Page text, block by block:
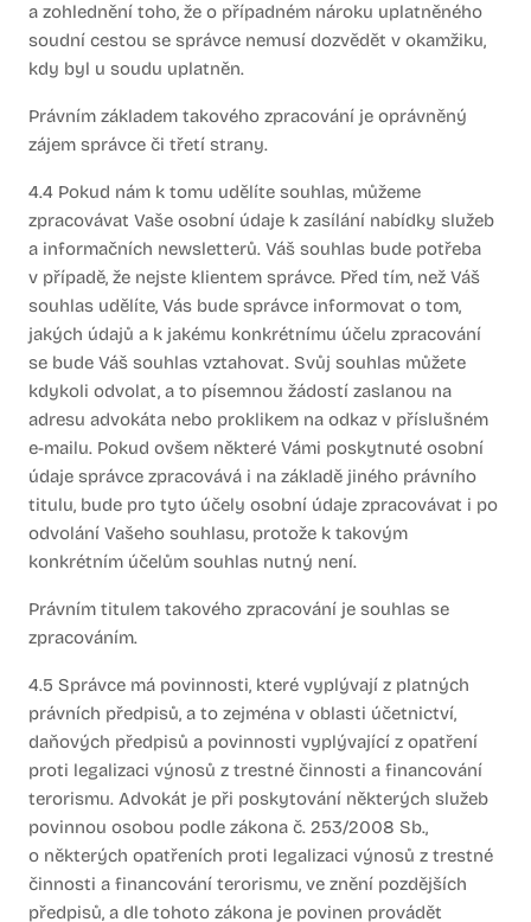
a zohlednění toho, že o případném nároku uplatněného
soudní cestou se správce nemusí dozvědět v okamžiku,
kdy byl u soudu uplatněn.
Právním základem takového zpracování je oprávněný
zájem správce či třetí strany.
4.4 Pokud nám k tomu udělíte souhlas, můžeme
zpracovávat Vaše osobní údaje k zasílání nabídky služeb
a informačních newsletterů. Váš souhlas bude potřeba
v případě, že nejste klientem správce. Před tím, než Váš
souhlas udělíte, Vás bude správce informovat o tom,
jakých údajů a k jakému konkrétnímu účelu zpracování
se bude Váš souhlas vztahovat. Svůj souhlas můžete
kdykoli odvolat, a to písemnou žádostí zaslanou na
adresu advokáta nebo proklikem na odkaz v příslušném
e-mailu. Pokud ovšem některé Vámi poskytnuté osobní
údaje správce zpracovává i na základě jiného právního
titulu, bude pro tyto účely osobní údaje zpracovávat i po
odvolání Vašeho souhlasu, protože k takovým
konkrétním účelům souhlas nutný není.
Právním titulem takového zpracování je souhlas se
zpracováním.
4.5 Správce má povinnosti, které vyplývají z platných
právních předpisů, a to zejména v oblasti účetnictví,
daňových předpisů a povinnosti vyplývající z opatření
proti legalizaci výnosů z trestné činnosti a financování
terorismu. Advokát je při poskytování některých služeb
povinnou osobou podle zákona č. 253/2008 Sb.,
o některých opatřeních proti legalizaci výnosů z trestné
činnosti a financování terorismu, ve znění pozdějších
předpisů, a dle tohoto zákona je povinen provádět